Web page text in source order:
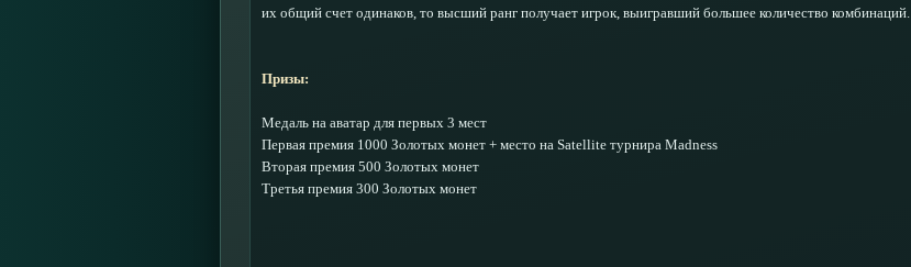
их общий счет одинаков, то высший ранг получает игрок, выигравший большее количество комбинаций.
Призы:
Медаль на аватар для первых 3 мест
Первая премия 1000 Золотых монет + место на Satellite турнирa Madness
Вторая премия 500 Золотых монет
Третья премия 300 Золотых монет